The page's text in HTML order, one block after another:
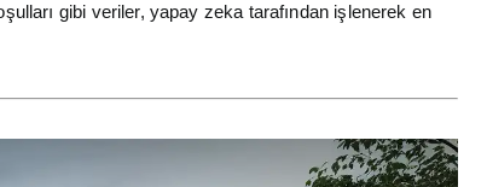
gibi veriler, yapay zeka tarafından işlenerek en